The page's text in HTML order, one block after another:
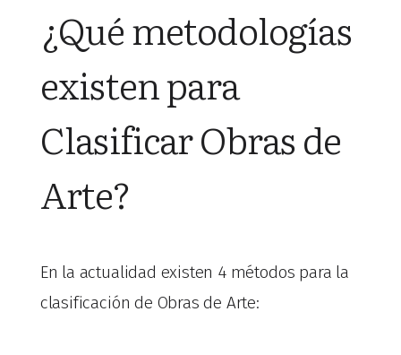
¿Qué metodologías
existen para
Clasificar Obras de
Arte?
En la actualidad existen 4 métodos para la
clasificación de Obras de Arte: